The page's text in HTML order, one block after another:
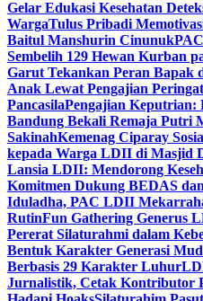
Gelar Edukasi Kesehatan
WargaTulus Pribadi
Baitul Manshurin Cinunuk
Sembelih 129 Hewan Kurban
Garut Tekankan Peran Bapak
Anak Lewat Pengajian
PancasilaPengajian
Bandung Bekali Remaja Putri
SakinahKemenag Ciparay
kepada Warga LDII di Masjid
Lansia LDII: Mendorong
Komitmen Dukung BEDAS
Iduladha, PAC LDII
RutinFun Gathering Generus
Pererat Silaturahmi dalam
Bentuk Karakter Generasi
Berbasis 29 Karakter Luhur
Jurnalistik, Cetak Kontributor